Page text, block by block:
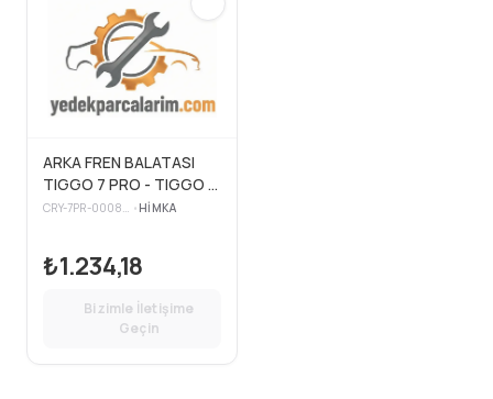
ARKA FREN BALATASI
TIGGO 7 PRO - TIGGO 8
PRO - OMODA 5
• HIMKA
₺1.234,18
Bizimle İletişime
Geçin